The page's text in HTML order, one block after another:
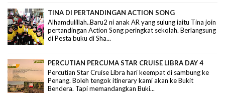
TINA DI PERTANDINGAN ACTION SONG
Alhamdulillah..Baru2 ni anak AR yang sulung iaitu Tina join
pertandingan Action Song peringkat sekolah. Berlangsung
di Pesta buku di Sha...
PERCUTIAN PERCUMA STAR CRUISE LIBRA DAY 4
Percutian Star Cruise Libra hari keempat di sambung ke
Penang. Boleh tengok itinerary kami akan ke Bukit
Bendera. Tapi memandangkan Buki...